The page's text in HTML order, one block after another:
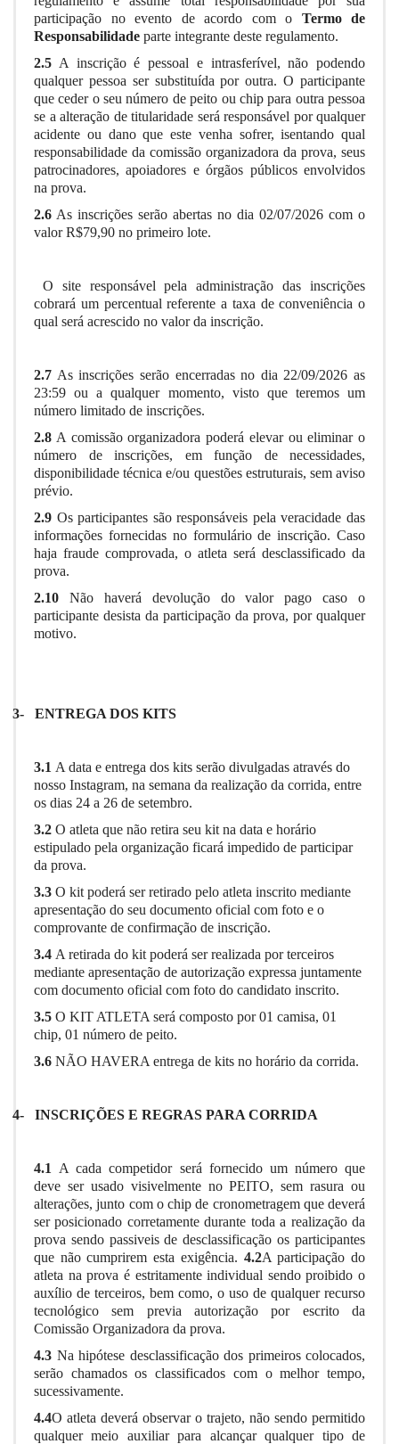
participação no evento de acordo com o Termo de
Responsabilidade parte integrante deste regulamento.
2.5 A inscrição é pessoal e intrasferível, não podendo
qualquer pessoa ser substituída por outra. O participante
que ceder o seu número de peito ou chip para outra pessoa
se a alteração de titularidade será responsável por qualquer
acidente ou dano que este venha sofrer, isentando qual
responsabilidade da comissão organizadora da prova, seus
patrocinadores, apoiadores e órgãos públicos envolvidos
na prova.
2.6 As inscrições serão abertas no dia 02/07/2026 com o
valor R$79,90 no primeiro lote.
O site responsável pela administração das inscrições
cobrará um percentual referente a taxa de conveniência o
qual será acrescido no valor da inscrição.
2.7 As inscrições serão encerradas no dia 22/09/2026 as
23:59 ou a qualquer momento, visto que teremos um
número limitado de inscrições.
2.8 A comissão organizadora poderá elevar ou eliminar o
número de inscrições, em função de necessidades,
disponibilidade técnica e/ou questões estruturais, sem aviso
prévio.
2.9 Os participantes são responsáveis pela veracidade das
informações fornecidas no formulário de inscrição. Caso
haja fraude comprovada, o atleta será desclassificado da
prova.
2.10 Não haverá devolução do valor pago caso o
participante desista da participação da prova, por qualquer
motivo.
3- ENTREGA DOS KITS
3.1 A data e entrega dos kits serão divulgadas através do
nosso Instagram, na semana da realização da corrida, entre
os dias 24 a 26 de setembro.
3.2 O atleta que não retira seu kit na data e horário
estipulado pela organização ficará impedido de participar
da prova.
3.3 O kit poderá ser retirado pelo atleta inscrito mediante
apresentação do seu documento oficial com foto e o
comprovante de confirmação de inscrição.
3.4 A retirada do kit poderá ser realizada por terceiros
mediante apresentação de autorização expressa juntamente
com documento oficial com foto do candidato inscrito.
3.5 O KIT ATLETA será composto por 01 camisa, 01
chip, 01 número de peito.
3.6 NÃO HAVERA entrega de kits no horário da corrida.
4- INSCRIÇÕES E REGRAS PARA CORRIDA
4.1 A cada competidor será fornecido um número que
deve ser usado visivelmente no PEITO, sem rasura ou
alterações, junto com o chip de cronometragem que deverá
ser posicionado corretamente durante toda a realização da
prova sendo passiveis de desclassificação os participantes
que não cumprirem esta exigência. 4.2A participação do
atleta na prova é estritamente individual sendo proibido o
auxílio de terceiros, bem como, o uso de qualquer recurso
tecnológico sem previa autorização por escrito da
Comissão Organizadora da prova.
4.3 Na hipótese desclassificação dos primeiros colocados,
serão chamados os classificados com o melhor tempo,
sucessivamente.
4.4O atleta deverá observar o trajeto, não sendo permitido
qualquer meio auxiliar para alcançar qualquer tipo de